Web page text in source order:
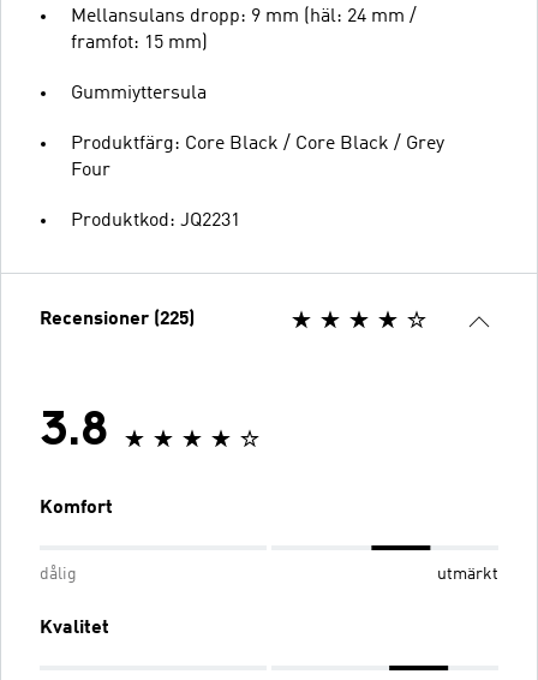
Mellansulans dropp: 9 mm (häl: 24 mm /
framfot: 15 mm)
Gummiyttersula
Produktfärg: Core Black / Core Black / Grey
Four
Produktkod: JQ2231
Recensioner (225)
3.8
Komfort
dålig utmärkt
Kvalitet